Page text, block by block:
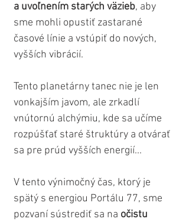
a uvoľnením starých väzieb, aby
sme mohli opustiť zastarané
časové línie a vstúpiť do nových,
vyšších vibrácií.
Tento planetárny tanec nie je len
vonkajším javom, ale zrkadlí
vnútornú alchýmiu, kde sa učíme
rozpúšťať staré štruktúry a otvárať
sa pre prúd vyšších energií...
V tento výnimočný čas, ktorý je
spätý s energiou Portálu 77, sme
pozvaní sústrediť sa na očistu